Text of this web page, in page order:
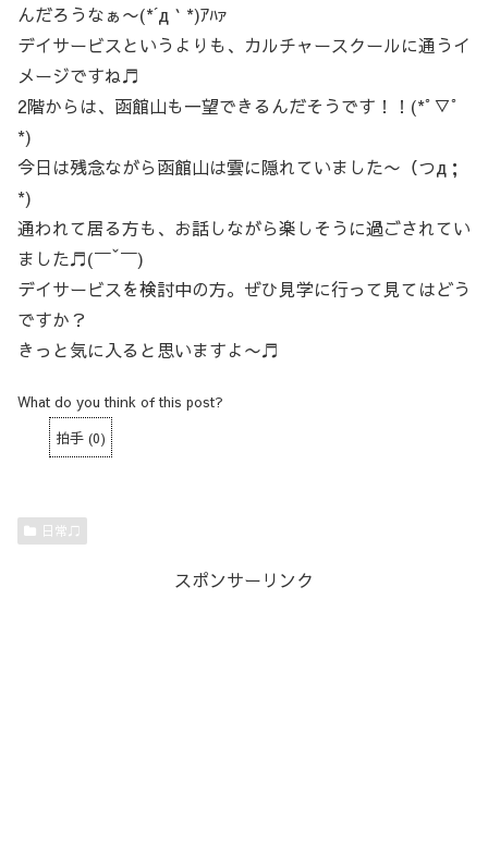
んだろうなぁ〜(*´д｀*)ｱﾊｧ
デイサービスというよりも、カルチャースクールに通うイ
メージですね♬
2階からは、函館山も一望できるんだそうです！！(*ﾟ▽ﾟ
*)
今日は残念ながら函館山は雲に隠れていました〜（つд；
*)
通われて居る方も、お話しながら楽しそうに過ごされてい
ました♬(￣ˇ￣)
デイサービスを検討中の方。ぜひ見学に行って見てはどう
ですか？
きっと気に入ると思いますよ〜♬
What do you think of this post?
拍手 (0)
日常♫
スポンサーリンク